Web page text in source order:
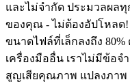
และไม่จำกัด ประมวลผลทุ
ของคุณ - ไม่ต้องอัปโหลด
ขนาดไฟล์ที่เล็กลงถึง 80%
เครื่องมืออื่น เราไม่มีข้อจ
สูญเสียคุณภาพ แปลงภาพ